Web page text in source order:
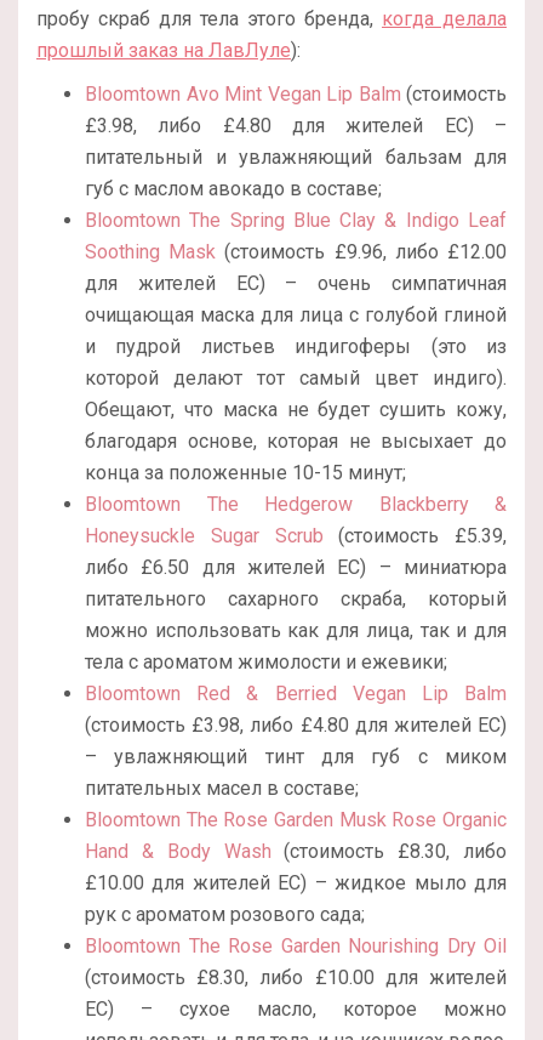
пробу скраб для тела этого бренда, когда делала
прошлый заказ на ЛавЛуле):
Bloomtown Avo Mint Vegan Lip Balm (стоимость
£3.98, либо £4.80 для жителей ЕС) –
питательный и увлажняющий бальзам для
губ с маслом авокадо в составе;
Bloomtown The Spring Blue Clay & Indigo Leaf
Soothing Mask (стоимость £9.96, либо £12.00
для жителей ЕС) – очень симпатичная
очищающая маска для лица с голубой глиной
и пудрой листьев индигоферы (это из
которой делают тот самый цвет индиго).
Обещают, что маска не будет сушить кожу,
благодаря основе, которая не высыхает до
конца за положенные 10-15 минут;
Bloomtown The Hedgerow Blackberry &
Honeysuckle Sugar Scrub (стоимость £5.39,
либо £6.50 для жителей ЕС) – миниатюра
питательного сахарного скраба, который
можно использовать как для лица, так и для
тела с ароматом жимолости и ежевики;
Bloomtown Red & Berried Vegan Lip Balm
(стоимость £3.98, либо £4.80 для жителей ЕС)
– увлажняющий тинт для губ с миком
питательных масел в составе;
Bloomtown The Rose Garden Musk Rose Organic
Hand & Body Wash (стоимость £8.30, либо
£10.00 для жителей ЕС) – жидкое мыло для
рук с ароматом розового сада;
Bloomtown The Rose Garden Nourishing Dry Oil
(стоимость £8.30, либо £10.00 для жителей
ЕС) – сухое масло, которое можно